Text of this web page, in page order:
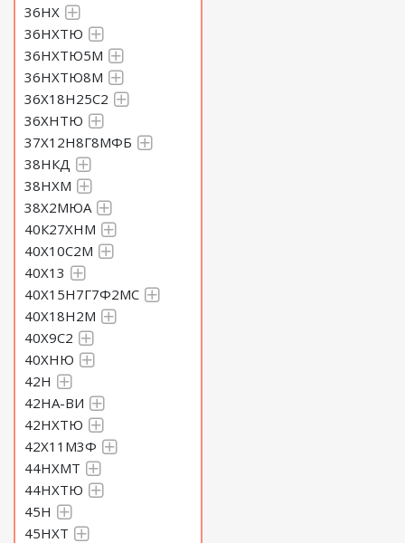
36НХ
36НХТЮ
36НХТЮ5М
36НХТЮ8М
36Х18Н25С2
36ХНТЮ
37Х12Н8Г8МФБ
38НКД
38НХМ
38Х2МЮА
40К27ХНМ
40Х10С2М
40Х13
40Х15Н7Г7Ф2МС
40Х18Н2М
40Х9С2
40ХНЮ
42Н
42НА-ВИ
42НХТЮ
42Х11М3Ф
44НХМТ
44НХТЮ
45Н
45НХТ